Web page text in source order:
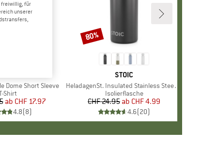
Dome Short Sleeve
Shirt
Preis
reduzierter Preis
ab CHF 17.97
4.8(8)
MARKE
STOIC
Artikel
HeladagenSt. Insulated Stainless Steel Bottle 500
Produktgruppe
Isolierflasche
Preis
CHF 24.95 reduzierter Preis
ab CHF 4.99
4.6(20)
Rabatt
80%
freiwillig, für
unserer